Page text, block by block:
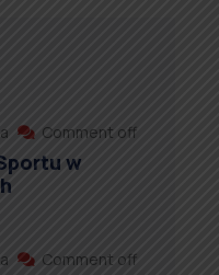
Comment off
w
Comment off